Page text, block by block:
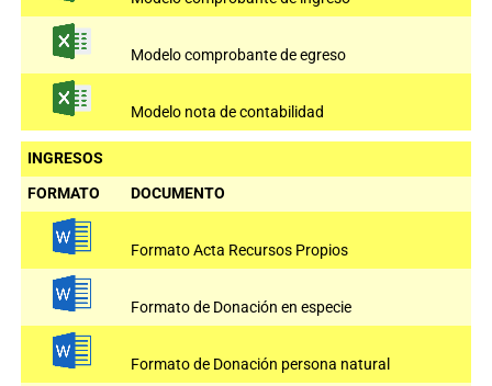
Modelo comprobante de egreso
Modelo nota de contabilidad
INGRESOS
FORMATO
DOCUMENTO
Formato Acta Recursos Propios
Formato de Donación en especie
Formato de Donación persona natural